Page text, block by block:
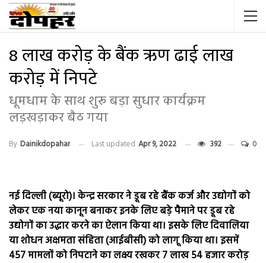
8 लाख करोड़ के बैंक ऋण ढाई लाख
करोड़ में निपटे
धूमधाम के साथ शुरू बड़ा सुधार कार्यक्रम
लड़खड़ाकर बैठ गया
By Dainikdopahar Last updated Apr 9, 2022 392 0
नई दिल्ली (ब्यूरो)। केन्द्र सरकार ने डूब रहे बैंक कर्ज और उद्योगों को
लेकर एक नया कानून बनाकर इनके लिए बड़े पैमाने पर डूब रहे
उद्योगों का उद्धार करने का ऐलान किया था। इसके लिए दिवालिया
या शोधन अक्षमता संहिता (आईबीसी) को लागू किया था। इसमें
457 मामलों को निपटाने का लक्ष्य रखकर 7 लाख 54 हजार करोड़